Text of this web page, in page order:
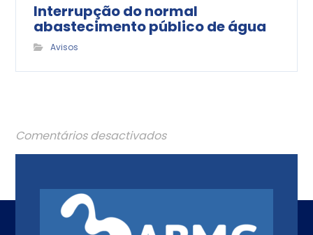
Interrupção do normal
abastecimento público de água
Avisos
Comentários desactivados